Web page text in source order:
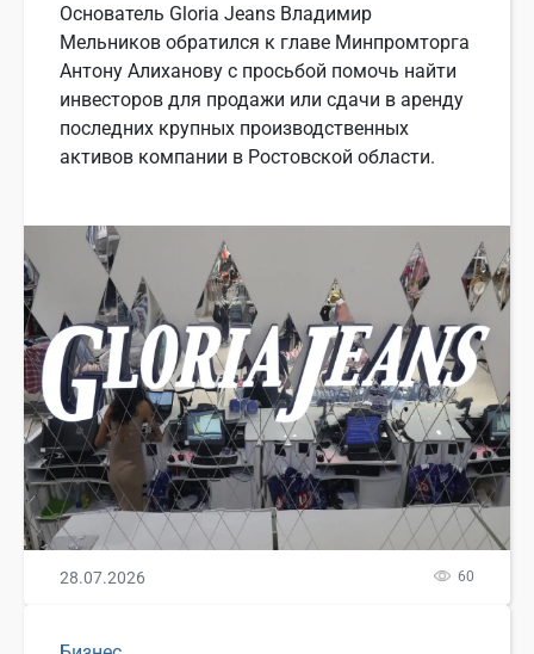
Основатель Gloria Jeans Владимир
Мельников обратился к главе Минпромторга
Антону Алиханову с просьбой помочь найти
инвесторов для продажи или сдачи в аренду
последних крупных производственных
активов компании в Ростовской области.
28.07.2026 60